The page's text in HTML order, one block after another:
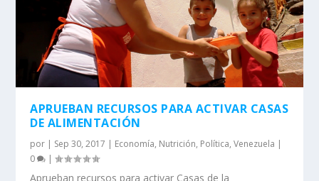
APRUEBAN RECURSOS PARA ACTIVAR CASAS
DE ALIMENTACIÓN
por | Sep 30, 2017 | Economía, Nutrición, Política,Venezuela |
0
|
Aprueban recursos para activar Casas de la